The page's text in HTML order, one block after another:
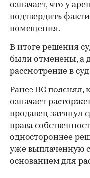
означает, что у
подтвердить
помещения.
В итоге решения
были отменены, а
рассмотрение в
Ранее ВС пояснял,
означает
продавец затянул
права
одностороннее
уже выплаченную
основанием для